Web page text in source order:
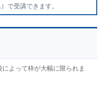
で受講できます。
よって枠が大幅に限られま